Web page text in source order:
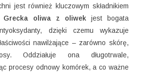
jest również kluczowym składnikiem
Grecka oliwa z oliwek jest bogata
dzięki czemu wykazuje
nawilżające – zarówno skórę,
Oddziałuje ona długotrwale,
procesy odnowy komórek, a co ważne